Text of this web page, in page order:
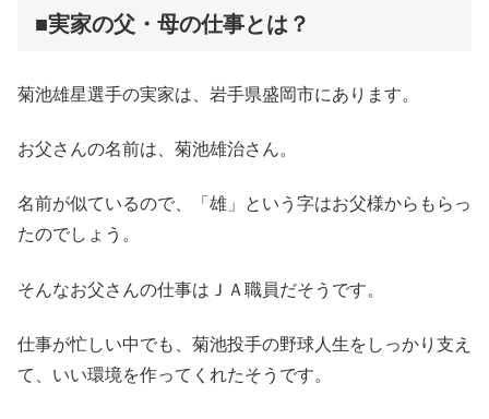
■実家の父・母の仕事とは？
菊池雄星選手の実家は、岩手県盛岡市にあります。
お父さんの名前は、菊池雄治さん。
名前が似ているので、「雄」という字はお父様からもらっ
たのでしょう。
そんなお父さんの仕事はＪＡ職員だそうです。
仕事が忙しい中でも、菊池投手の野球人生をしっかり支え
て、いい環境を作ってくれたそうです。